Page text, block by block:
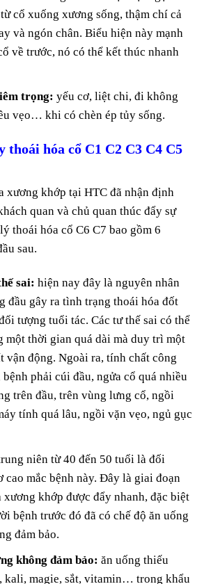
cổ xuống xương sống, thậm chí cả
và ngón chân. Biểu hiện này mạnh
về trước, nó có thể kết thúc nhanh
trọng: yếu cơ, liệt chi, đi không
vẹo… khi có chèn ép tủy sống.
thoái hóa cổ C1 C2 C3 C4 C5
xương khớp tại HTC đã nhận định
quan và chủ quan thúc đẩy sự
thoái hóa cổ C6 C7 bao gồm 6
sau.
sai: hiện nay đây là nguyên nhân
đầu gây ra tình trạng thoái hóa đốt
tượng tuổi tác. Các tư thế sai có thể
một thời gian quá dài mà duy trì một
vận động. Ngoài ra, tính chất công
phải cúi đầu, ngửa cổ quá nhiều
trên đầu, trên vùng lưng cổ, ngồi
tính quá lâu, ngồi vặn vẹo, ngủ gục
niên từ 40 đến 50 tuổi là đối
cao mắc bệnh này. Đây là giai đoạn
khớp được đẩy nhanh, đặc biệt
bệnh trước đó đã có chế độ ăn uống
đảm bảo.
không đảm bảo: ăn uống thiếu
kali, magie, sắt, vitamin… trong khẩu